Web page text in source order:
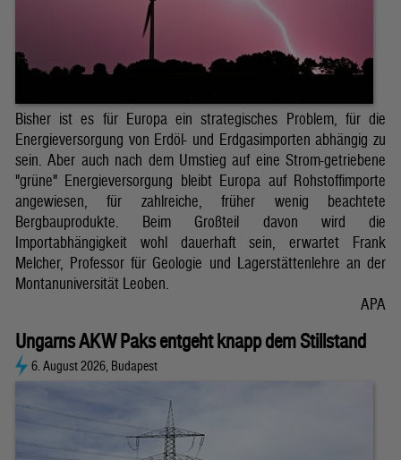
Bisher ist es für Europa ein strategisches Problem, für die
Energieversorgung von Erdöl- und Erdgasimporten abhängig zu
sein. Aber auch nach dem Umstieg auf eine Strom-getriebene
"grüne" Energieversorgung bleibt Europa auf Rohstoffimporte
angewiesen, für zahlreiche, früher wenig beachtete
Bergbauprodukte. Beim Großteil davon wird die
Importabhängigkeit wohl dauerhaft sein, erwartet Frank
Melcher, Professor für Geologie und Lagerstättenlehre an der
Montanuniversität Leoben.
APA
Ungarns AKW Paks entgeht knapp dem Stillstand
6. August 2026, Budapest